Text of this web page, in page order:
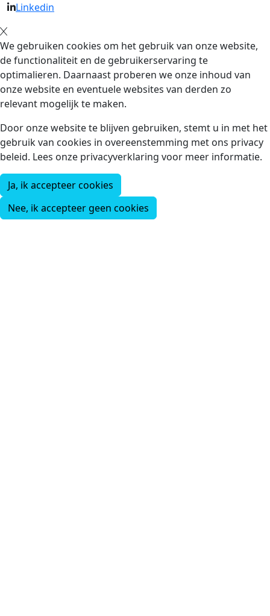
Linkedin
We gebruiken cookies om het gebruik van onze website,
de functionaliteit en de gebruikerservaring te
optimalieren. Daarnaast proberen we onze inhoud van
onze website en eventuele websites van derden zo
relevant mogelijk te maken.
Door onze website te blijven gebruiken, stemt u in met het
gebruik van cookies in overeenstemming met ons privacy
beleid. Lees onze privacyverklaring voor meer informatie.
Ja, ik accepteer cookies
Nee, ik accepteer geen cookies